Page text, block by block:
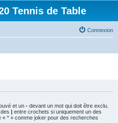
Tennis de Table
Connexion
et un - devant un mot qui doit être exclu.
| entre crochets si uniquement un des
* » comme joker pour des recherches